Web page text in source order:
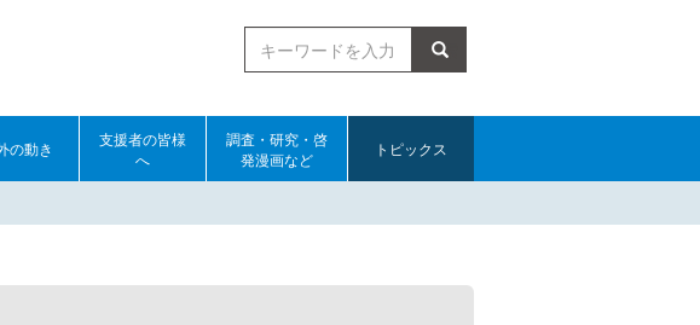
検索
の動き
支援者の皆様
へ
調査・研究・啓
発漫画など
トピックス